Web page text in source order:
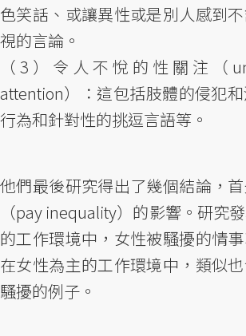
色笑話、或讓異性或是別人感到
視的言論。
（3）令人不悅的性關注（
attention）：這包括肢體的侵犯
行為和針對性的挑逗言語等。
他們最後研究得出了幾個結論，
（pay inequality）的影響。研究
的工作環境中，女性被騷擾的情
在女性為主的工作環境中，類似
騷擾的例子。